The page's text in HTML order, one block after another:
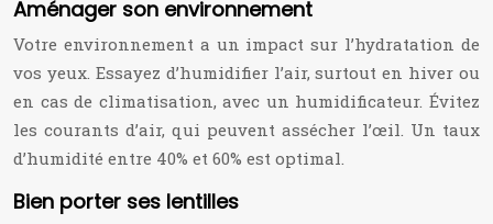
Aménager son environnement
Votre environnement a un impact sur l’hydratation de
vos yeux. Essayez d’humidifier l’air, surtout en hiver ou
en cas de climatisation, avec un humidificateur. Évitez
les courants d’air, qui peuvent assécher l’œil. Un taux
d’humidité entre 40% et 60% est optimal.
Bien porter ses lentilles